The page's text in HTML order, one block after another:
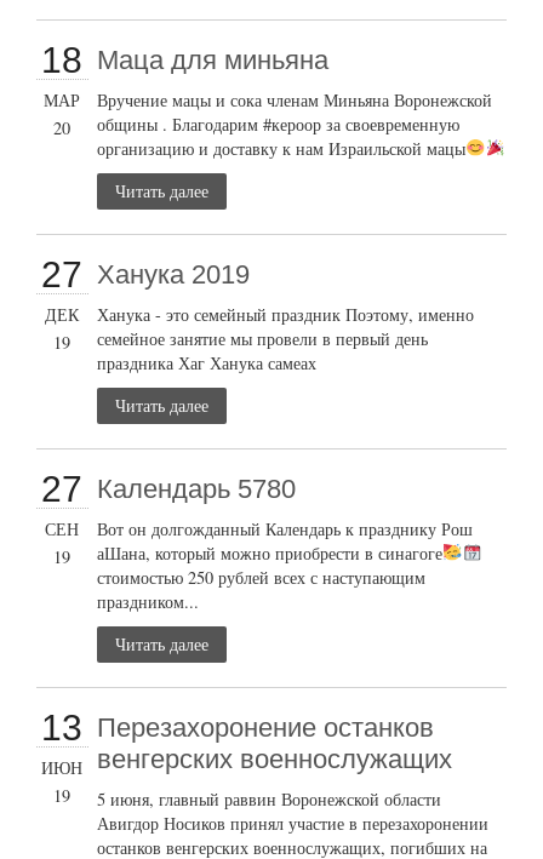
18
МАР
20
Маца для миньяна
Вручение мацы и сока членам Миньяна Воронежской
общины . Благодарим #кероор за своевременную
организацию и доставку к нам Израильской мацы
Читать далее
27
ДЕК
19
Ханука 2019
Ханука - это семейный праздник Поэтому, именно
семейное занятие мы провели в первый день
праздника Хаг Ханука самеах
Читать далее
27
СЕН
19
Календарь 5780
Вот он долгожданный Календарь к празднику Рош
аШана, который можно приобрести в синагоге
стоимостью 250 рублей всех с наступающим
праздником...
Читать далее
13
ИЮН
19
Перезахоронение останков
венгерских военнослужащих
5 июня, главный раввин Воронежской области
Авигдор Носиков принял участие в перезахоронении
останков венгерских военнослужащих, погибших на